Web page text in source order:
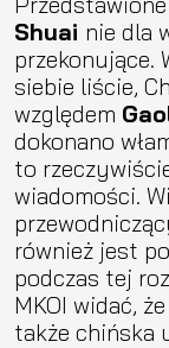
Shuai nie dla
przekonujące.
siebie liście,
względem
dokonano
to
wiadomości.
również jest
podczas tej
MKOI widać,
także chińska